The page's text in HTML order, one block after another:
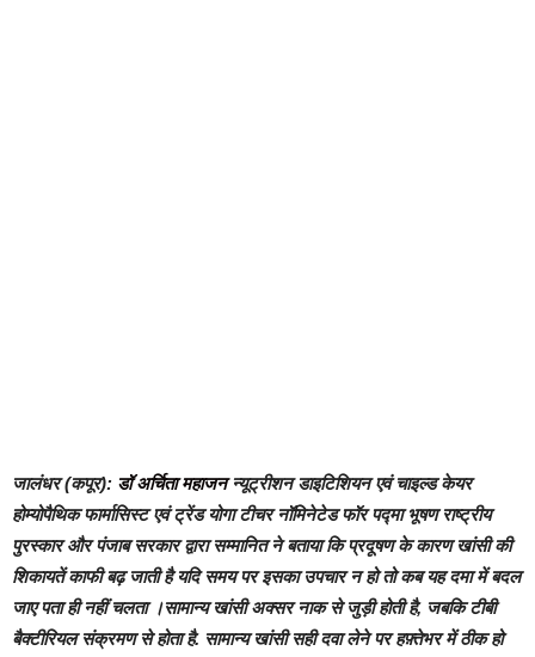
जालंधर (कपूर): डॉ अर्चिता महाजनन्यूट्रीशन डाइटिशियन एवं चाइल्ड केयर
होम्योपैथिक फार्मासिस्ट एवं ट्रेंड योगा टीचर नॉमिनेटेड फॉर पद्मा भूषण राष्ट्रीय
पुरस्कार और पंजाब सरकार द्वारा सम्मानित ने बताया कि प्रदूषण के कारण खांसी की
शिकायतें काफी बढ़ जाती है यदि समय पर इसका उपचार न हो तो कब यह दमा में बदल
जाए पता ही नहीं चलता ।सामान्य खांसी अक्सर नाक से जुड़ी होती है, जबकि टीबी
बैक्टीरियल संक्रमण से होता है. सामान्य खांसी सही दवा लेने पर हफ़्तेभर में ठीक हो